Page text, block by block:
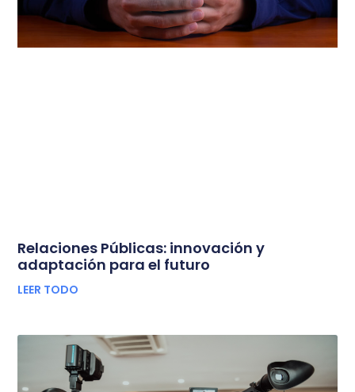
Relaciones Públicas: innovación y
adaptación para el futuro
LEER TODO